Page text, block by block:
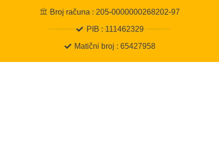
Broj računa : 205-0000000268202-97
PIB : 111462329
Matični broj : 65427958